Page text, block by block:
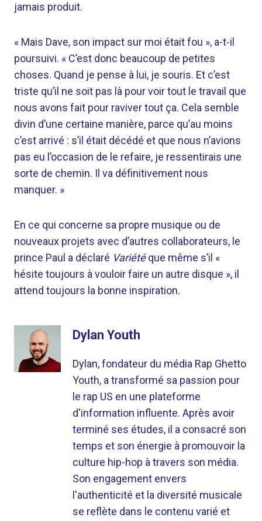
jamais produit.
« Mais Dave, son impact sur moi était fou », a-t-il
poursuivi. « C’est donc beaucoup de petites
choses. Quand je pense à lui, je souris. Et c’est
triste qu’il ne soit pas là pour voir tout le travail que
nous avons fait pour raviver tout ça. Cela semble
divin d’une certaine manière, parce qu’au moins
c’est arrivé : s’il était décédé et que nous n’avions
pas eu l’occasion de le refaire, je ressentirais une
sorte de chemin. Il va définitivement nous
manquer. »
En ce qui concerne sa propre musique ou de
nouveaux projets avec d’autres collaborateurs, le
prince Paul a déclaré Variétéque même s’il «
hésite toujours à vouloir faire un autre disque », il
attend toujours la bonne inspiration.
Dylan Youth
Dylan, fondateur du média Rap Ghetto
Youth, a transformé sa passion pour
le rap US en une plateforme
d'information influente. Après avoir
terminé ses études, il a consacré son
temps et son énergie à promouvoir la
culture hip-hop à travers son média.
Son engagement envers
l'authenticité et la diversité musicale
se reflète dans le contenu varié et